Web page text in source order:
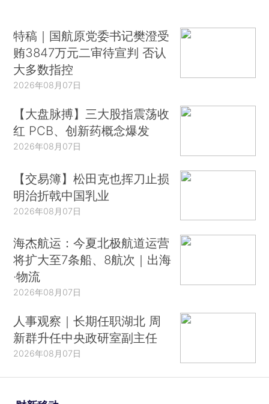
特稿｜国航原党委书记樊澄受
贿3847万元二审待宣判 否认
大多数指控
2026年08月07日
【大盘脉搏】三大股指震荡收
红 PCB、创新药概念爆发
2026年08月07日
【交易簿】松田克也挥刀止损
明治折戟中国乳业
2026年08月07日
海杰航运：今夏北极航道运营
将扩大至7条船、8航次｜出海
·物流
2026年08月07日
人事观察｜长期任职湖北 周
新群升任中央政研室副主任
2026年08月07日